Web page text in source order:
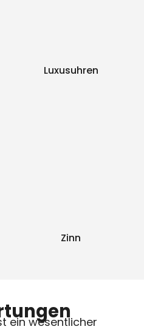
Luxusuhren
Zinn
ein wesentlicher